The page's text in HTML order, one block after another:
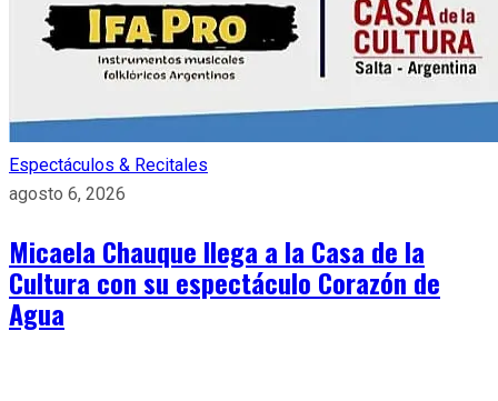
Espectáculos & Recitales
agosto 6, 2026
Micaela Chauque llega a la Casa de la
Cultura con su espectáculo Corazón de
Agua